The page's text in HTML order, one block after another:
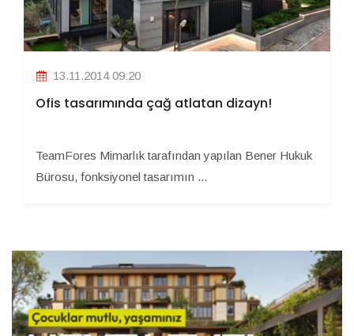
13.11.2014 09:20
Ofis tasarımında çağ atlatan dizayn!
TeamFores Mimarlık tarafından yapılan Bener Hukuk
Bürosu, fonksiyonel tasarımın ...